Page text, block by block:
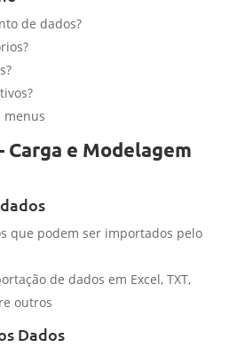
de dados?
menus
Carga e Modelagem
que podem ser importados pelo
de dados em Excel, TXT,
outros
Dados